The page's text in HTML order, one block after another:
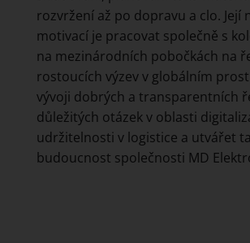
rozvržení až po dopravu a clo. Její
motivací je pracovat společně s
na mezinárodních pobočkách na
rostoucích výzev v globálním
vývoji dobrých a transparentních
důležitých otázek v oblasti
udržitelnosti v logistice a utvářet
budoucnost společnosti MD